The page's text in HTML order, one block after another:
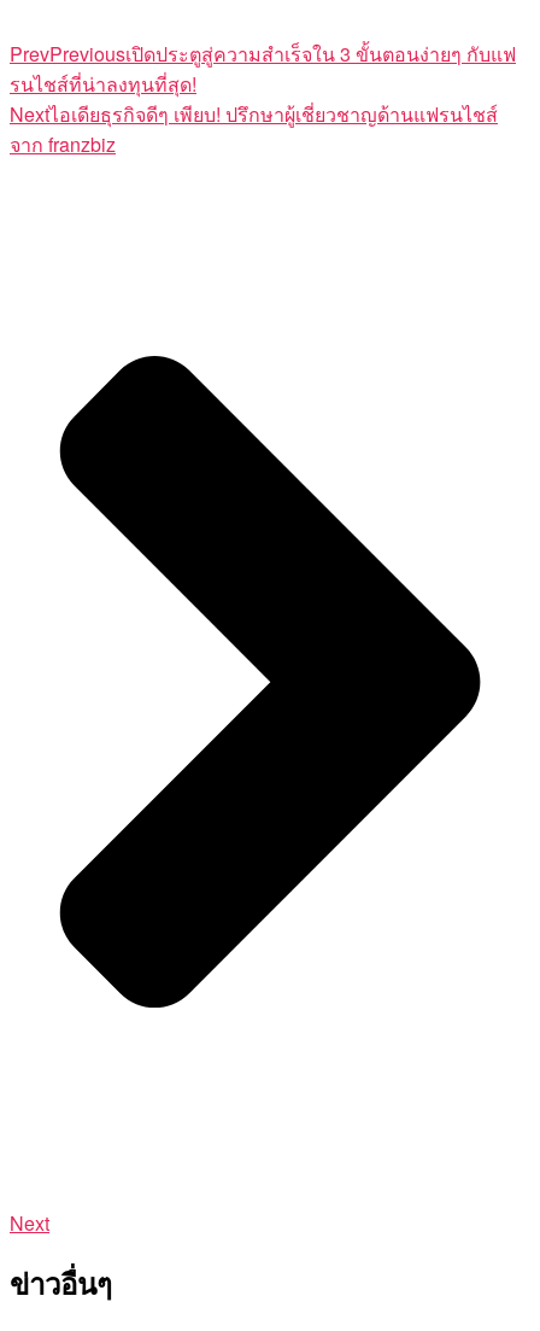
PrevPreviousเปิดประตูสู่ความสำเร็จใน 3 ขั้นตอนง่ายๆ กับแฟ
รนไชส์ที่น่าลงทุนที่สุด!
Nextไอเดียธุรกิจดีๆ เพียบ! ปรึกษาผู้เชี่ยวชาญด้านแฟรนไชส์
จาก franzbiz
Next
ข่าวอื่นๆ